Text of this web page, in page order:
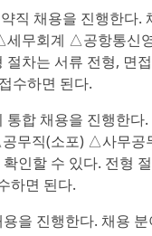
약직 채용을 진행한
회계 △공항통신영
차는 서류 전형, 면
수하면 된다.
통합 채용을 진행한
직(소포) △사무공
인할 수 있다. 전형
하면 된다.
용을 진행한다. 채용